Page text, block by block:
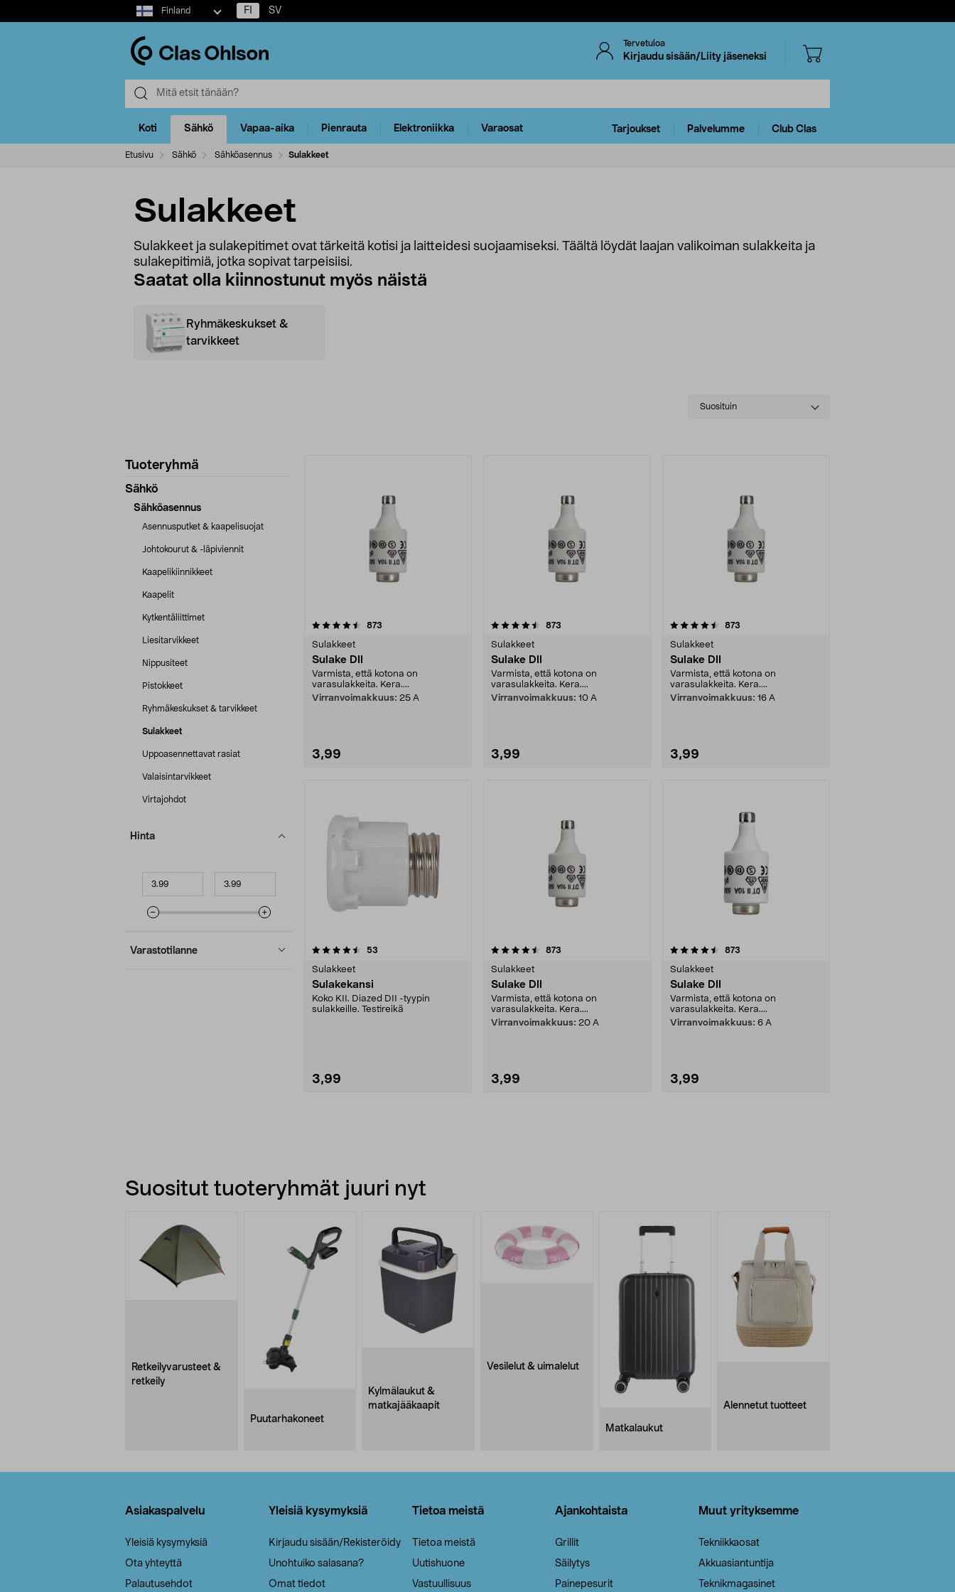
Select
market
Finland FI SV
Tervetuloa
Kirjaudu sisään/Liity jäseneksi
Koti Sähkö Vapaa-aika Pienrauta Elektroniikka Varaosat Tarjoukset Palvelumme Club Clas
Etusivu Sähkö Sähköasennus Sulakkeet
Sulakkeet
Sulakkeet ja sulakepitimet ovat tärkeitä kotisi ja laitteidesi suojaamiseksi. Täältä löydät laajan valikoiman sulakkeita ja
sulakepitimiä, jotka sopivat tarpeisiisi.
Saatat olla kiinnostunut myös näistä
Ryhmäkeskukset &
tarvikkeet
Select
Suosituin
Tarkenna
tuotetietoja
Tuoteryhmä
Sähkö
Sähköasennus
Asennusputket & kaapelisuojat
Johtokourut & -läpiviennit
Kaapelikiinnikkeet
Kaapelit
Kytkentäliittimet
Liesitarvikkeet
Nippusiteet
Pistokkeet
Ryhmäkeskukset & tarvikkeet
Sulakkeet
Uppoasennettavat rasiat
Valaisintarvikkeet
Virtajohdot
Hinta
Varastotilanne
873
Sulakkeet
Sulake DII
Varmista, että kotona on
varasulakkeita. Kera....
Virranvoimakkuus: 25 A
3,99
4.5 viidestä
873
Sulakkeet
Sulake DII
Varmista, että kotona on
varasulakkeita. Kera....
Virranvoimakkuus: 10 A
3,99
4.5 viidestä
873
Sulakkeet
Sulake DII
Varmista, että kotona on
varasulakkeita. Kera....
Virranvoimakkuus: 16 A
3,99
4.5 viidestä
53
Sulakkeet
Sulakekansi
Koko KII. Diazed DII -tyypin
sulakkeille. Testireikä
3,99
4.5 viidestä
873
Sulakkeet
Sulake DII
Varmista, että kotona on
varasulakkeita. Kera....
Virranvoimakkuus: 20 A
3,99
4.5 viidestä
873
Sulakkeet
Sulake DII
Varmista, että kotona on
varasulakkeita. Kera....
Virranvoimakkuus: 6 A
3,99
Suositut tuoteryhmät juuri nyt
Retkeilyvarusteet &
retkeily
Puutarhakoneet
Kylmälaukut &
matkajääkaapit
Vesilelut & uimalelut
Matkalaukut
Alennetut tuotteet
Asiakaspalvelu
Yleisiä kysymyksiä
Ota yhteyttä
Palautusehdot
Yleisiä kysymyksiä
Kirjaudu sisään/Rekisteröidy
Unohtuiko salasana?
Omat tiedot
Tietoa meistä
Tietoa meistä
Uutishuone
Vastuullisuus
Ajankohtaista
Grillit
Säilytys
Painepesurit
Muut yrityksemme
Tekniikkaosat
Akkuasiantuntija
Teknikmagasinet